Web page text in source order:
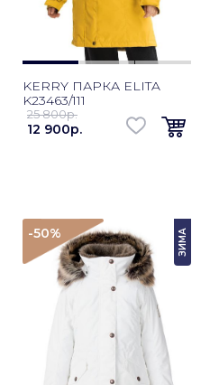
KERRY ПАРКА ELITA
K23463/111
25 800p.
12 900p.
-50% ЗИМА